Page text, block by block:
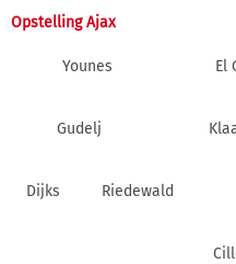
Opstelling Ajax
Younes El
Gudelj
Dijks Riedewald